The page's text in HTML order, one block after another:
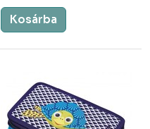
Kosárba